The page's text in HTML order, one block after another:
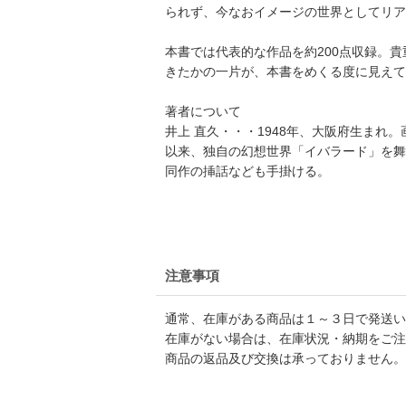
られず、今なおイメージの世界としてリ
本書では代表的な作品を約200点収録。
きたかの一片が、本書をめくる度に見え
著者について
井上 直久・・・1948年、大阪府生まれ
以来、独自の幻想世界「イバラード」を
同作の挿話なども手掛ける。
注意事項
通常、在庫がある商品は１～３日で発送
在庫がない場合は、在庫状況・納期をご
商品の返品及び交換は承っておりません